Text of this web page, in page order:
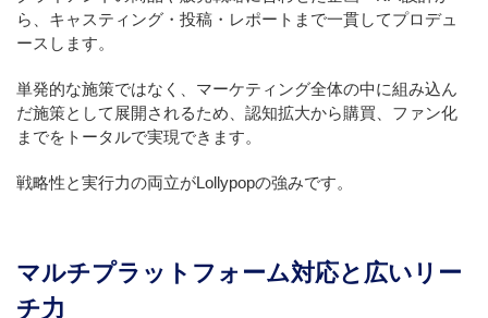
ら、キャスティング・投稿・レポートまで一貫してプロデュ
ースします。
単発的な施策ではなく、マーケティング全体の中に組み込ん
だ施策として展開されるため、認知拡大から購買、ファン化
までをトータルで実現できます。
戦略性と実行力の両立がLollypopの強みです。
マルチプラットフォーム対応と広いリー
チ力